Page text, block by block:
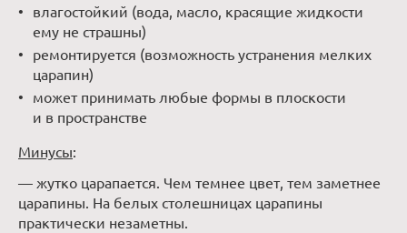
влагостойкий (вода, масло, красящие жидкости
ему не страшны)
ремонтируется (возможность устранения мелких
царапин)
может принимать любые формы в плоскости
и в пространстве
Минусы:
— жутко царапается. Чем темнее цвет, тем заметнее
царапины. На белых столешницах царапины
практически незаметны.